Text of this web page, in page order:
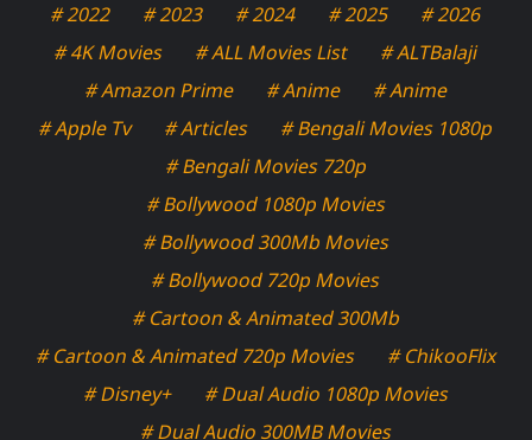
# 2022
# 2023 # 2024 # 2025
# 2026
# 4K Movies
# ALL Movies List
# ALTBalaji
# Amazon Prime
# Anime
# Anime
# Apple Tv
# Articles
# Bengali Movies 1080p
# Bengali Movies 720p
# Bollywood 1080p Movies
# Bollywood 300Mb Movies
# Bollywood 720p Movies
# Cartoon & Animated 300Mb
# Cartoon & Animated 720p Movies
# ChikooFlix
# Disney+
# Dual Audio 1080p Movies
# Dual Audio 300MB Movies